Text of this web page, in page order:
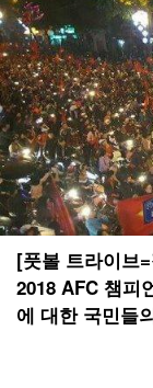
[풋볼 트라이브
2018 AFC 챔피
에 대한 국민들